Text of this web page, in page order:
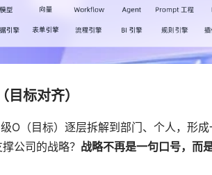
标对齐）
O（目标）逐层拆解到部门、个人，形
公司的战略？ 战略不再是一句口号，而